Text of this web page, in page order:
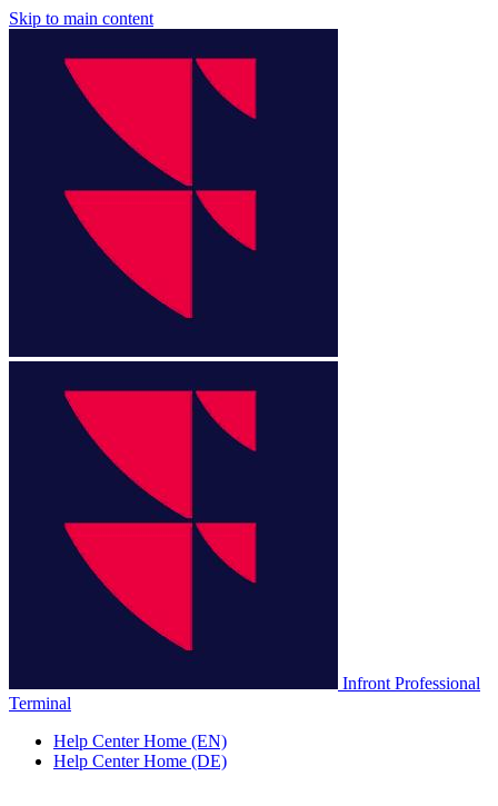
Skip to main content
Infront Professional
Terminal
Help Center Home (EN)
Help Center Home (DE)